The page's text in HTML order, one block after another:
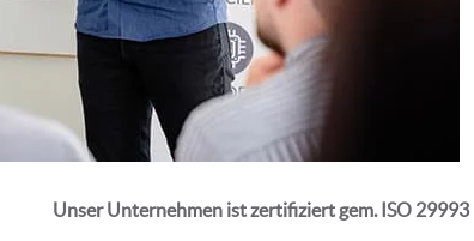
Unser Unternehmen ist zertifiziert gem. ISO 29993